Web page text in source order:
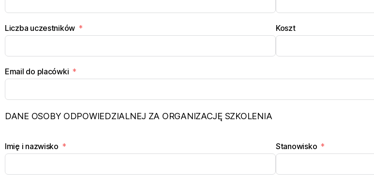
Liczba uczestników Koszt
Email do placówki
DANE OSOBY ODPOWIEDZIALNEJ ZA ORGANIZACJĘ SZKOLENIA
Imię i nazwisko Stanowisko